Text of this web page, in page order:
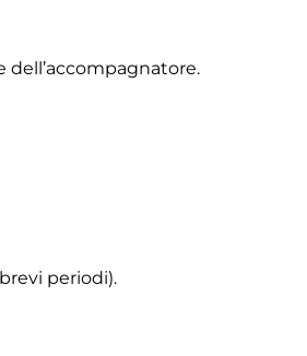
periodi).